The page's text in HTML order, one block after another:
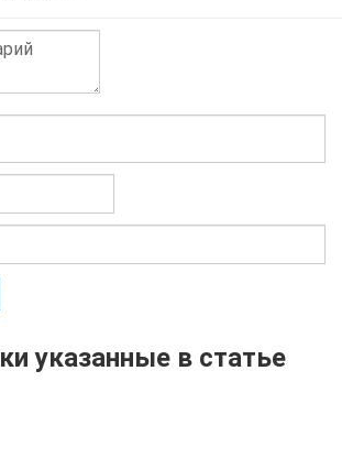
указанные в статье